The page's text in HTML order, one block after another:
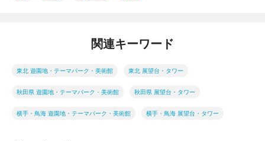
関連キーワード
東北 遊園地・テーマパーク・美術館 東北 展望台・タワー
秋田県 遊園地・テーマパーク・美術館 秋田県 展望台・タワー
横手・鳥海 遊園地・テーマパーク・美術館 横手・鳥海 展望台・タワー